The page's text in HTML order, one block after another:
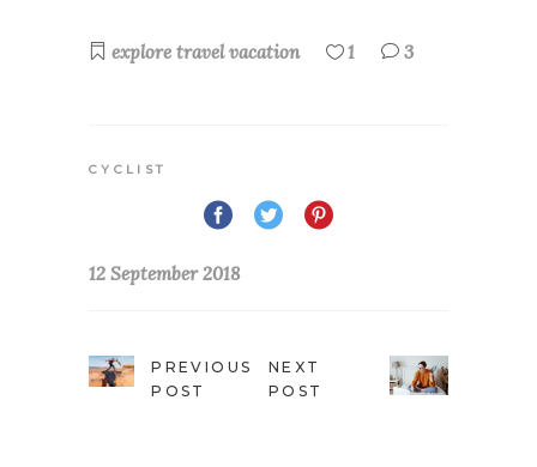
explore travel vacation 1 3
CYCLIST
12 September 2018
PREVIOUS
POST
NEXT
POST